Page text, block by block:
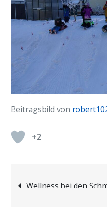
Beitragsbild von
+2
Wellness bei den